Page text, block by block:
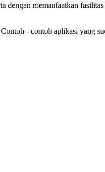
memanfaatkan
- contoh aplikasi yang